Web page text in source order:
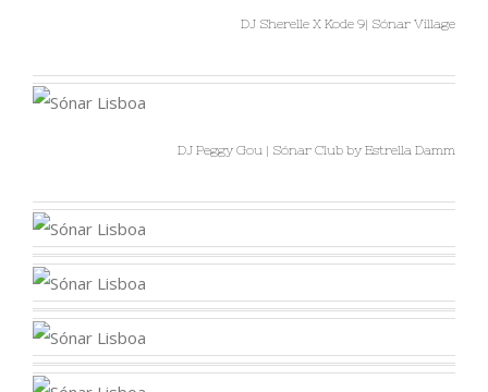
DJ Sherelle X Kode 9| Sónar Village
DJ Peggy Gou | Sónar Club by Estrella Damm